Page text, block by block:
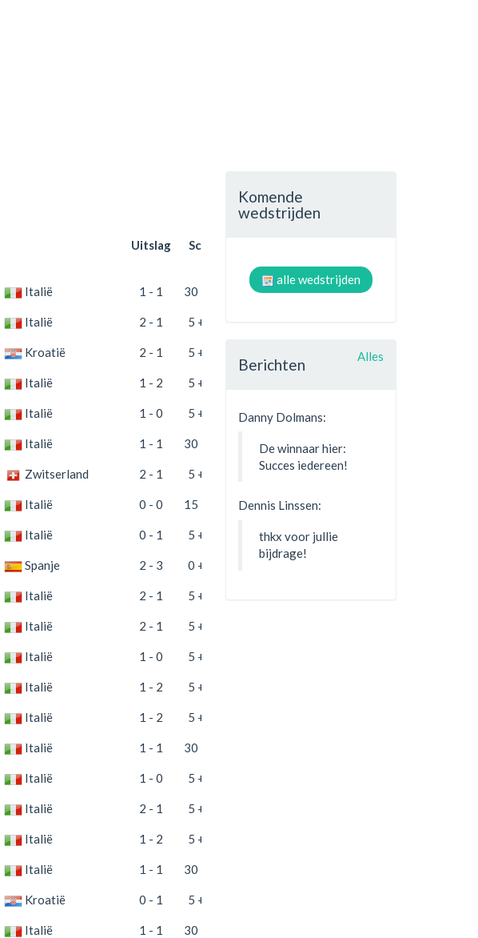
Uitslag Score
Italië 1 - 1 30 + 25
Italië 2 - 1 5 + 25
Kroatië 2 - 1 5 + 25
Italië 1 - 2 5 + 25
Italië 1 - 0 5 + 25
Italië 1 - 1 30 + 25
Zwitserland 2 - 1 5 + 50
Italië 0 - 0 15 + 25
Italië 0 - 1 5 + 25
Spanje 2 - 3 0 + 35
Italië 2 - 1 5 + 25
Italië 2 - 1 5 + 25
Italië 1 - 0 5 + 25
Italië 1 - 2 5 + 25
Italië 1 - 2 5 + 25
Italië 1 - 1 30 + 25
Italië 1 - 0 5 + 25
Italië 2 - 1 5 + 25
Italië 1 - 2 5 + 25
Italië 1 - 1 30 + 25
Kroatië 0 - 1 5 + 25
Italië 1 - 1 30 + 25
Komende
wedstrijden
alle wedstrijden
Alles
Berichten
Danny Dolmans:
De winnaar hier:
Succes iedereen!
Dennis Linssen:
thkx voor jullie
bijdrage!